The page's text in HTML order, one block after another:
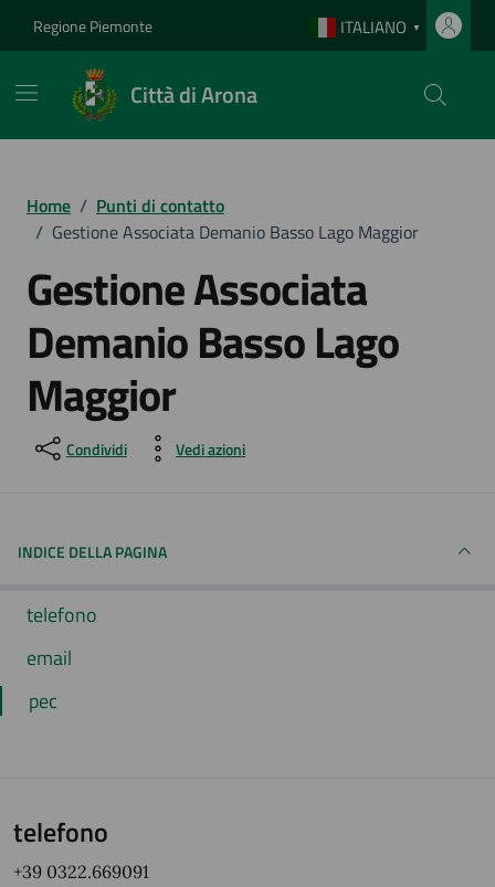
Regione Piemonte ITALIANO ▼
Città di Arona
Home / Punti di contatto
/ Gestione Associata Demanio Basso Lago Maggior
Gestione Associata
Demanio Basso Lago
Maggior
Condividi Vedi azioni
INDICE DELLA PAGINA
telefono
email
pec
telefono
+39 0322.669091